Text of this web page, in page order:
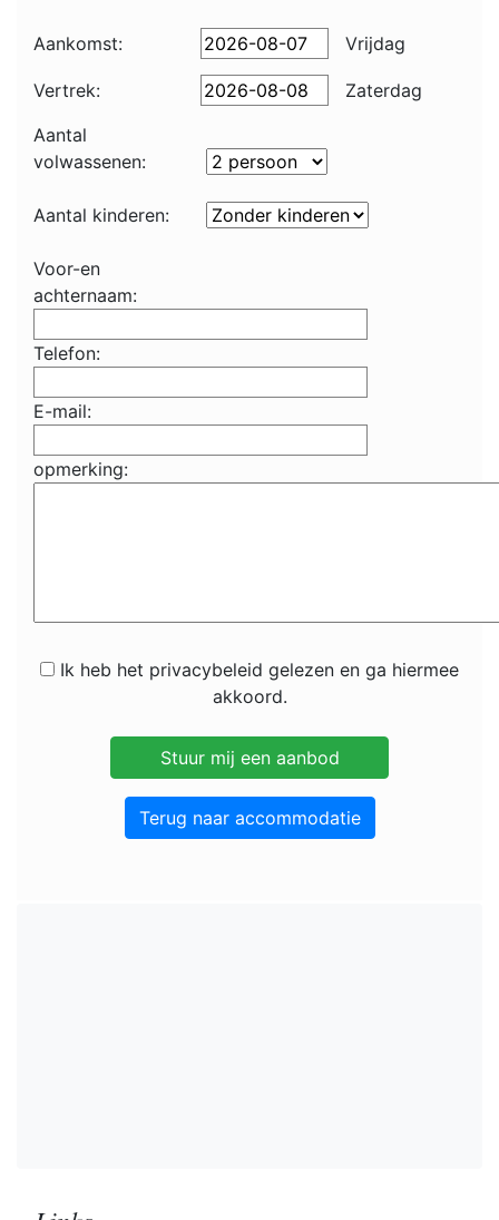
Aankomst: Vrijdag
Vertrek:
Zaterdag
Aantal
volwassenen:
Aantal kinderen:
Voor-en
achternaam:
Telefon:
E-mail:
opmerking:
Ik heb het privacybeleid gelezen en ga hiermee
akkoord.
Terug naar accommodatie